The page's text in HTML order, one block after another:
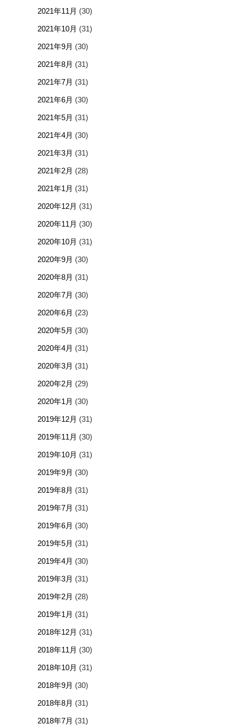
2021年11月 (30)
2021年10月 (31)
2021年9月 (30)
2021年8月 (31)
2021年7月 (31)
2021年6月 (30)
2021年5月 (31)
2021年4月 (30)
2021年3月 (31)
2021年2月 (28)
2021年1月 (31)
2020年12月 (31)
2020年11月 (30)
2020年10月 (31)
2020年9月 (30)
2020年8月 (31)
2020年7月 (30)
2020年6月 (23)
2020年5月 (30)
2020年4月 (31)
2020年3月 (31)
2020年2月 (29)
2020年1月 (30)
2019年12月 (31)
2019年11月 (30)
2019年10月 (31)
2019年9月 (30)
2019年8月 (31)
2019年7月 (31)
2019年6月 (30)
2019年5月 (31)
2019年4月 (30)
2019年3月 (31)
2019年2月 (28)
2019年1月 (31)
2018年12月 (31)
2018年11月 (30)
2018年10月 (31)
2018年9月 (30)
2018年8月 (31)
2018年7月 (31)